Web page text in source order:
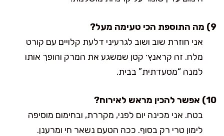
9) מה התוספת הכי טעימה מעל?
אני חוזרת שוב ושוב לגרעיני דלעת קלויים עם קורט
מלח. זה קראנץ׳ קטן שמשגע את המרק והופך אותו
למנה “מסעדתית” בבית.
10) אפשר להכין מראש לאירוח?
בטח. אני מכינה יום לפני, מקררת, ובחימום מוסיפה
לימון טרי רק בסוף. ככה הטעם נשאר חי ומרענן.